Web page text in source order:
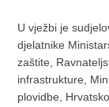
U vježbi je
djelatnike
zaštite,
infrastrukture,
plovidbe,